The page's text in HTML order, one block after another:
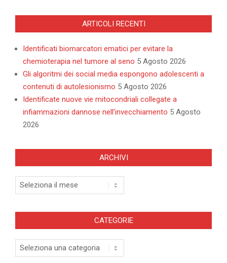
ARTICOLI RECENTI
Identificati biomarcatori ematici per evitare la
chemioterapia nel tumore al seno 5 Agosto 2026
Gli algoritmi dei social media espongono adolescenti a
contenuti di autolesionismo 5 Agosto 2026
Identificate nuove vie mitocondriali collegate a
infiammazioni dannose nell’invecchiamento 5 Agosto
2026
ARCHIVI
Archivi
CATEGORIE
Categorie